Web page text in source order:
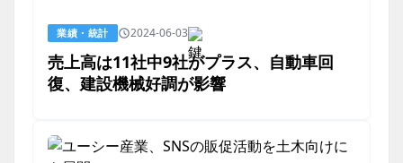
業績・統計 2024-06-03
売上高は11社中9社がプラス、自動車回
復、建設機械好調が影響